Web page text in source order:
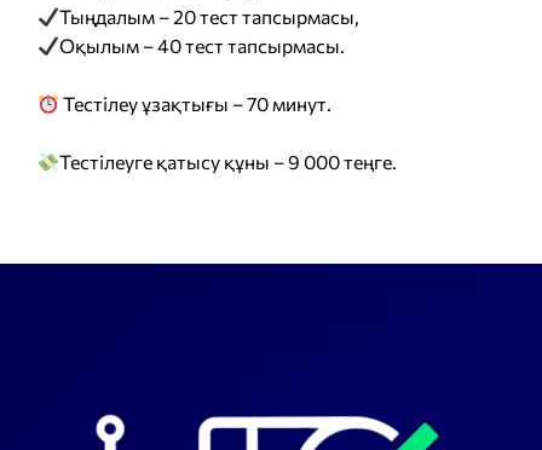
Тыңдалым – 20 тест тапсырмасы,
Оқылым – 40 тест тапсырмасы.
Тестілеу ұзақтығы – 70 минут.
Тестілеуге қатысу құны – 9 000 теңге.